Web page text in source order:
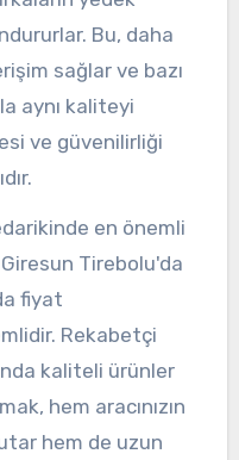
Bu, daha
sağlar ve bazı
aynı kaliteyi
ve güvenilirliği
en önemli
Tirebolu'da
fiyat
Rekabetçi
kaliteli ürünler
hem aracınızın
hem de uzun